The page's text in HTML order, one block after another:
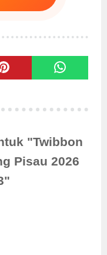
"Twibbon
Pisau 2026